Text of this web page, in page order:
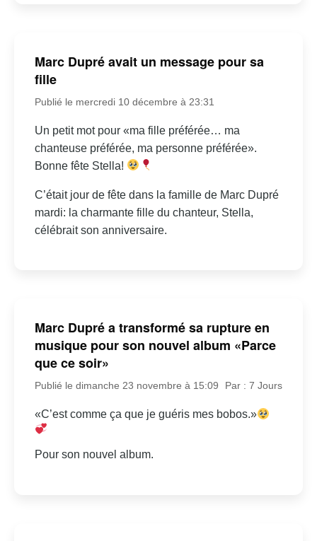
Marc Dupré avait un message pour sa
fille
Publié le mercredi 10 décembre à 23:31
Un petit mot pour «ma fille préférée… ma
chanteuse préférée, ma personne préférée».
Bonne fête Stella!
C’était jour de fête dans la famille de Marc Dupré
mardi: la charmante fille du chanteur, Stella,
célébrait son anniversaire.
Marc Dupré a transformé sa rupture en
musique pour son nouvel album «Parce
que ce soir»
Publié le dimanche 23 novembre à 15:09 Par : 7 Jours
«C’est comme ça que je guéris mes bobos.»
Pour son nouvel album.